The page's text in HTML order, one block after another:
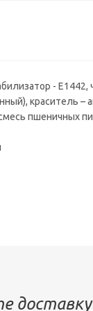
-
краситель –
пшеничных
доставку